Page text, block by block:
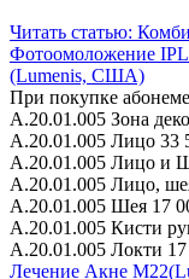
Читать статью:
Фотоомоложение
(Lumenis, США)
При покупке
А.20.01.005 Зона
А.20.01.005 Лицо 33
А.20.01.005 Лицо и
А.20.01.005 Лицо,
А.20.01.005 Шея 17
А.20.01.005 Кисти
А.20.01.005 Локти
Лечение Акне